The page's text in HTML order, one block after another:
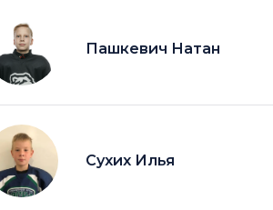
Пашкевич Натан
Сухих Илья